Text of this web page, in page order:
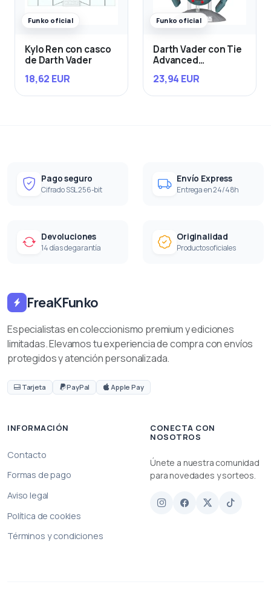
Funko oficial
Kylo Ren con casco
de Darth Vader
18,62 EUR
Funko oficial
Darth Vader con Tie
Advanced
23,94 EUR
Pago seguro
Cifrado SSL 256-bit
Envío Express
Entrega en 24/48h
Devoluciones
14 días de garantía
Originalidad
Productos oficiales
FreaKFunko
Especialistas en coleccionismo premium y ediciones
limitadas. Elevamos tu experiencia de compra con envíos
protegidos y atención personalizada.
Tarjeta PayPal Apple Pay
INFORMACIÓN
Contacto
Formas de pago
Aviso legal
Política de cookies
Términos y condiciones
CONECTA CON
NOSOTROS
Únete a nuestra comunidad
para novedades y sorteos.